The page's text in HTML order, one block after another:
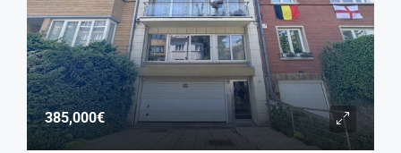
385,000€